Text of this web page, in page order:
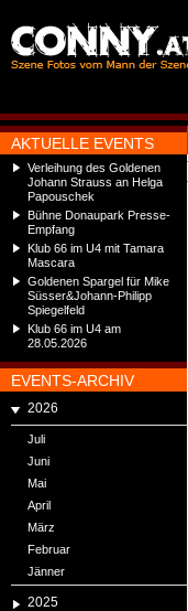
AKTUELLE EVENTS
Verleihung des Goldenen
Johann Strauss an Helga
Papouschek
Bühne Donaupark Presse-
Empfang
Klub 66 im U4 mit Tamara
Mascara
Goldenen Spargel für Mike
Süsser&Johann-Philipp
Spiegelfeld
Klub 66 im U4 am
28.05.2026
EVENTS-ARCHIV
2026
Juli
Juni
Mai
April
März
Februar
Jänner
2025